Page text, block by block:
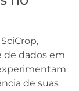
de dados em
de suas